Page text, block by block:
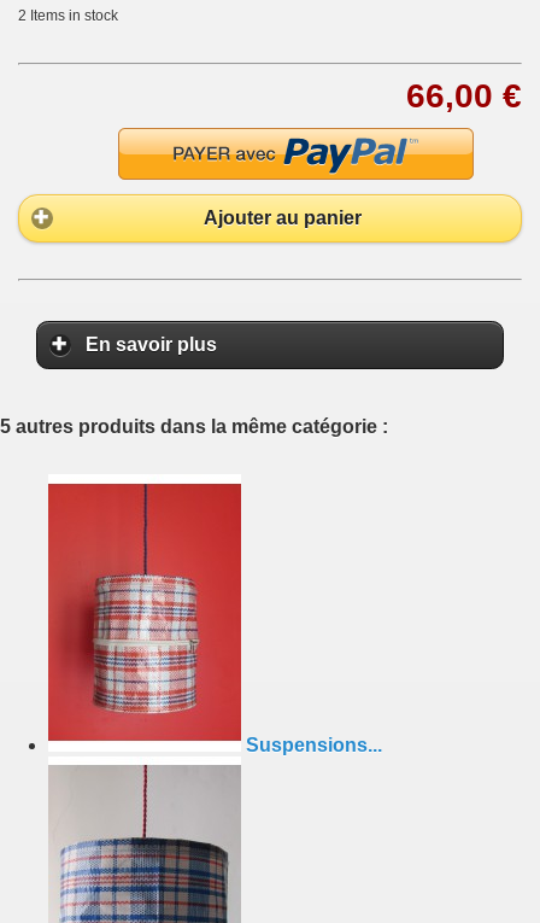
2 Items in stock
66,00 €
Ajouter au panier
En savoir plus
5 autres produits dans la même catégorie :
Suspensions...